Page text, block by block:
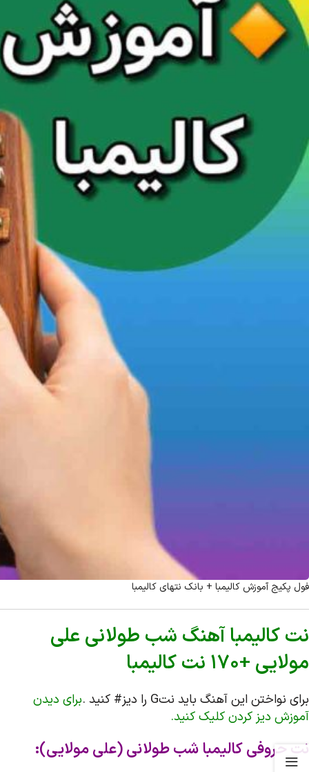
فول پکیج آموزش کالیمبا + بانک نتهای کالیمبا
نت کالیمبا آهنگ شب طولانی علی
مولایی +170 نت کالیمبا
برای نواختن این آهنگ باید نتG را دیز# کنید .
برای دیدن
آموزش دیز کردن کلیک کنید.
نت حروفی کالیمبا شب طولانی (علی مولایی):